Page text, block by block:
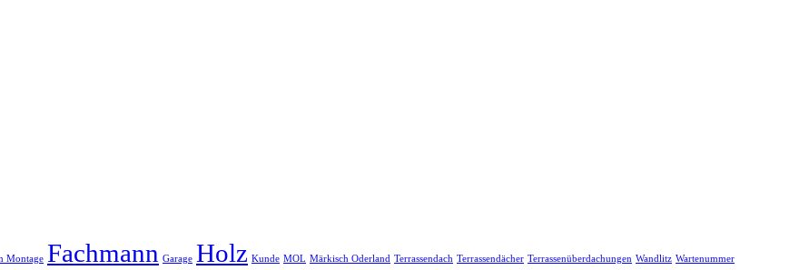
Montage Fachmann Garage Holz Kunde MOL Märkisch Oderland Terrassendach Terrassendächer Terrassenüberdachungen Wandlitz Wartenummer